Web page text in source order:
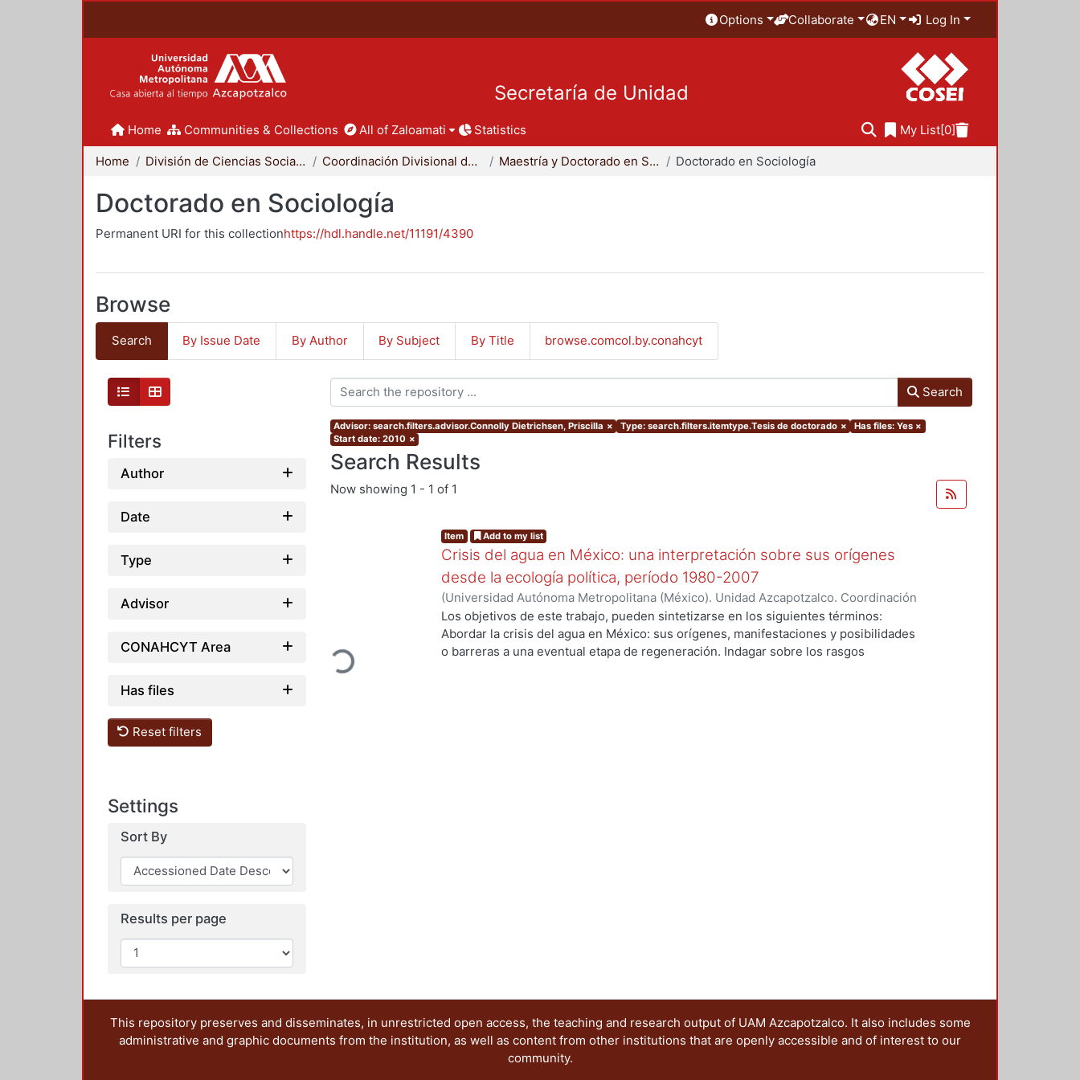
Options Collaborate EN Log In
Secretaría de Unidad
Home Communities & Collections All of Zaloamati Statistics My List[0]
Home División de Ciencias Sociales y Humanidades Coordinación Divisional de Posgrado Maestría y Doctorado en Sociología Doctorado en Sociología
Doctorado en Sociología
Permanent URI for this collectionhttps://hdl.handle.net/11191/4390
Browse
Search By Issue Date By Author By Subject By Title browse.comcol.by.conahcyt
Filters
Author
Date
Type
Advisor
CONAHCYT Area
Has files
Reset filters
Settings
Sort By
Results per page
Search
Advisor: search.filters.advisor.Connolly Dietrichsen, Priscilla × Type: search.filters.itemtype.Tesis de doctorado × Has files: Yes ×
Start date: 2010 ×
Search Results
Now showing 1 - 1 of 1
Loading...
Item Add to my list
Crisis del agua en México: una interpretación sobre sus orígenes
desde la ecología política, período 1980-2007
(Universidad Autónoma Metropolitana (México). Unidad Azcapotzalco. Coordinación
de Servicios de Información., 2010-10 )PEÑA RAMIREZ, JAIME
Los objetivos de este trabajo, pueden sintetizarse en los siguientes términos:
Abordar la crisis del agua en México: sus orígenes, manifestaciones y posibilidades
o barreras a una eventual etapa de regeneración. Indagar sobre los rasgos
This repository preserves and disseminates, in unrestricted open access, the teaching and research output of UAM Azcapotzalco. It also includes some
administrative and graphic documents from the institution, as well as content from other institutions that are openly accessible and of interest to our
community.